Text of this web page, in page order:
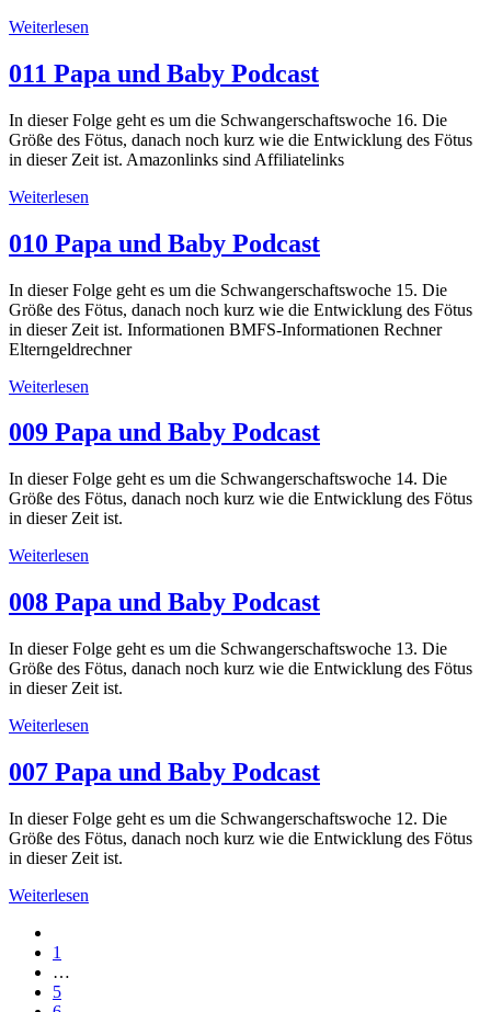
Weiterlesen
011 Papa und Baby Podcast
In dieser Folge geht es um die Schwangerschaftswoche 16. Die
Größe des Fötus, danach noch kurz wie die Entwicklung des Fötus
in dieser Zeit ist. Amazonlinks sind Affiliatelinks
Weiterlesen
010 Papa und Baby Podcast
In dieser Folge geht es um die Schwangerschaftswoche 15. Die
Größe des Fötus, danach noch kurz wie die Entwicklung des Fötus
in dieser Zeit ist. Informationen BMFS-Informationen Rechner
Elterngeldrechner
Weiterlesen
009 Papa und Baby Podcast
In dieser Folge geht es um die Schwangerschaftswoche 14. Die
Größe des Fötus, danach noch kurz wie die Entwicklung des Fötus
in dieser Zeit ist.
Weiterlesen
008 Papa und Baby Podcast
In dieser Folge geht es um die Schwangerschaftswoche 13. Die
Größe des Fötus, danach noch kurz wie die Entwicklung des Fötus
in dieser Zeit ist.
Weiterlesen
007 Papa und Baby Podcast
In dieser Folge geht es um die Schwangerschaftswoche 12. Die
Größe des Fötus, danach noch kurz wie die Entwicklung des Fötus
in dieser Zeit ist.
Weiterlesen
1
…
5